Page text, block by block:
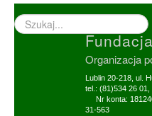
Wyszukiwarka
–
Organizacja
Lublin 20-218, ul.
tel.: (81)534 26
Nr konta:
31-563